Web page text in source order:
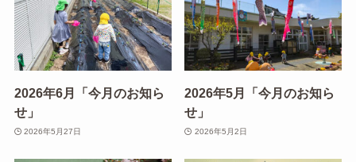
2026年6月「今月のお知ら
せ」
2026年5月27日
2026年5月「今月のお知ら
せ」
2026年5月2日